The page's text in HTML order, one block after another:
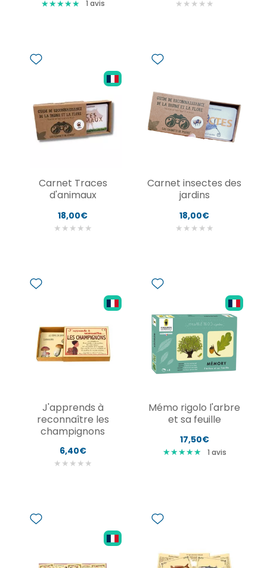
★★★★★
★★★★★ 1 avis ★ ★ ★ ★ ★
Carnet Traces
d'animaux
18,00€
★ ★ ★ ★ ★
Carnet insectes des
jardins
18,00€
★ ★ ★ ★ ★
J'apprends à
reconnaître les
champignons
6,40€
★ ★ ★ ★ ★
Mémo rigolo l'arbre
et sa feuille
17,50€
★★★★★
★★★★★ 1 avis